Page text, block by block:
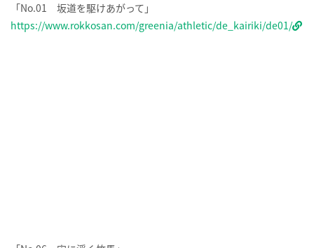
「No.01 坂道を駆けあがって」
https://www.rokkosan.com/greenia/athletic/de_kairiki/de01/